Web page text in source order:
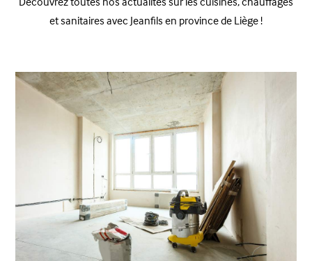
et sanitaires avec Jeanfils en province de Liège !